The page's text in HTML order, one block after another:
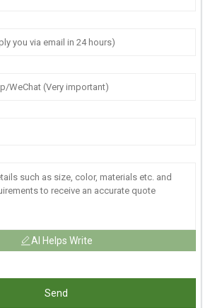
AI Helps Write
Send